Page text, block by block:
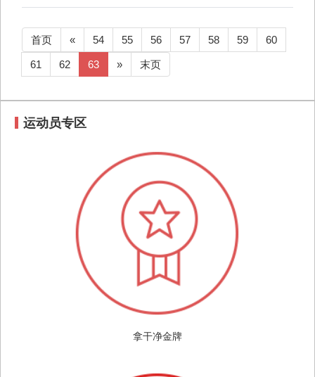
首页 « 54 55 56 57 58 59 60
61 62 63 » 末页
运动员专区
拿干净金牌